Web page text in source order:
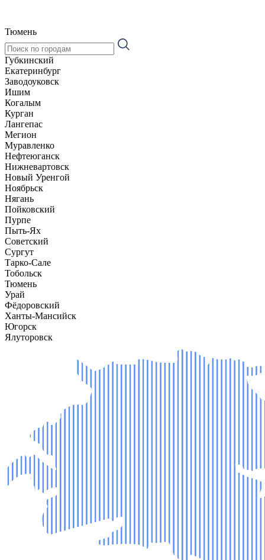
Тюмень
Губкинский
Екатеринбург
Заводоуковск
Ишим
Когалым
Курган
Лангепас
Мегион
Муравленко
Нефтеюганск
Нижневартовск
Новый Уренгой
Ноябрьск
Нягань
Пойковский
Пурпе
Пыть-Ях
Советский
Сургут
Тарко-Сале
Тобольск
Тюмень
Урай
Фёдоровский
Ханты-Мансийск
Югорск
Ялуторовск